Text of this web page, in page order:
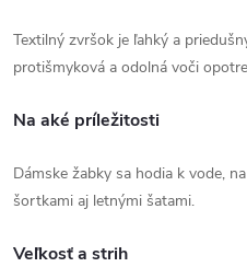
Textilný zvršok je ľahký a
protišmyková a odolná voči
Na aké príležitosti
Dámske žabky sa hodia k vode,
šortkami aj letnými šatami.
Veľkosť a strih